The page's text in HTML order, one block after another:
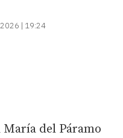
| 19:24
del Páramo